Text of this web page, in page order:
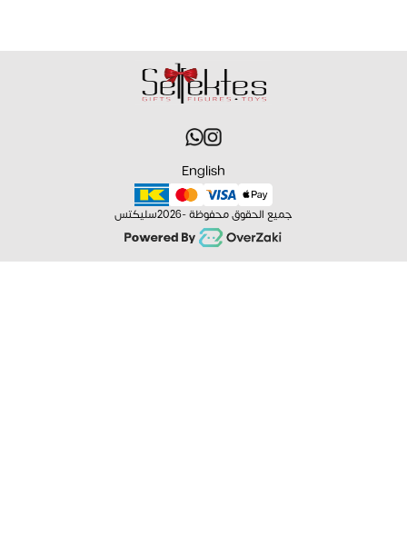
English
جميع الحقوق محفوظة -2026سليكتس